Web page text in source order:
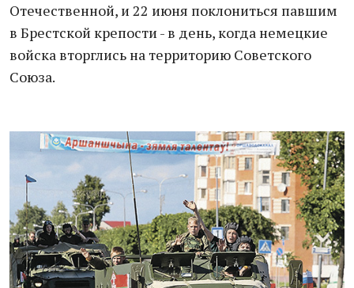
Отечественной, и 22 июня поклониться павшим
в Брестской крепости - в день, когда немецкие
войска вторглись на территорию Советского
Союза.